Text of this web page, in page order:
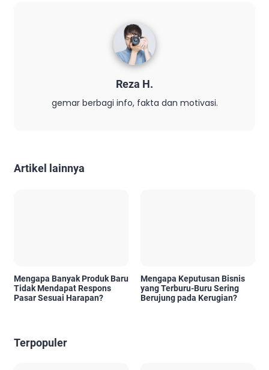
Reza H.
gemar berbagi info, fakta dan motivasi.
Artikel lainnya
Mengapa Banyak Produk Baru
Tidak Mendapat Respons
Pasar Sesuai Harapan?
Mengapa Keputusan Bisnis
yang Terburu-Buru Sering
Berujung pada Kerugian?
Terpopuler